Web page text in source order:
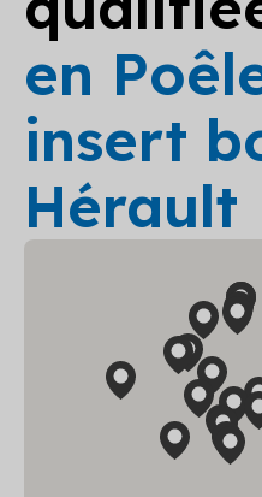
en
insert
Hérault